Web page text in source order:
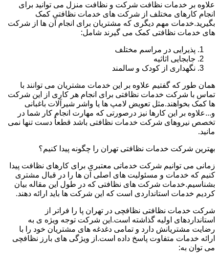
علاوه بر خدمات نظافت شرکت و نظافت منزل می توانید برای
انجام کارهای مختلف از شرکت های خدمات نظافتی کمک
بگیرید.خدمات مهم دیگری که مشتریان برای انجام آن ها از شرکت
های خدمات نظافتی کمک می گیرند شامل:
پذیرایی در مراسم مختلف
جابجایی اثاثیه
نگهداری از کودک و سالمند
همان طور که گفتیم علاوه بر این خدمات مشتریان می توانند با
تماس با شرکت خدمات نظافتی برای انجام هر کاری از این شرکت
ها کمک بخواهند.مثل تعویض لامپ ها یا واشر شیرآلات باغبانی
و...علاوه بر این کارها نیز درصورتی که مهارت انجام کار شما در
تخصص نیروهای شرکت خدمات نظافتی باشد قطعاً دست تنها نمی
مانید.
بهترین شرکت خدمات نظافتی تهران را چگونه پیدا کنیم؟
زمانی می توانیم شرکت خدماتی معتبری برای کارهای نظافت پیدا
کنیم که خدمات و مسئولیت های اصلی آن ها را در قبال مشتری
بشناسیم.خدمات شرکت های نظافتی که در طول این مقاله بیان
کردیم خدمات استانداردی است که این شرکت ها باید ارائه دهند.
شرکت خدمات نظافتی نظافچی در تهران پا را فراتر از
استانداردهای اولیه گذاشته است.این شرکت توجه ویژه ی به
رضایت مشتریانش دارد و تمامی دغدغه های مشتریان خود را با
ارائه خدمات متفاوت پاسخ داده است.از ویژگی های بارز نظافچی
می توان به: